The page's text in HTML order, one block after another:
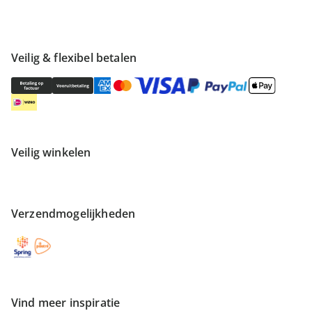
Veilig & flexibel betalen
Veilig winkelen
Verzendmogelijkheden
Vind meer inspiratie